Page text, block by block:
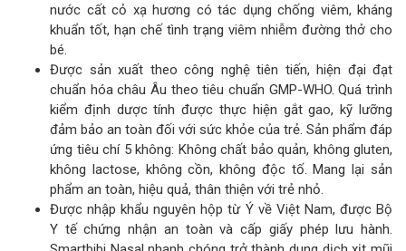
nước cất cỏ xạ hương có tác dụng chống viêm, kháng
khuẩn tốt, hạn chế tình trạng viêm nhiễm đường thở cho
bé.
Được sản xuất theo công nghệ tiên tiến, hiện đại đạt
chuẩn hóa châu Âu theo tiêu chuẩn GMP-WHO. Quá trình
kiểm định dược tính được thực hiện gắt gao, kỹ lưỡng
đảm bảo an toàn đối với sức khỏe của trẻ. Sản phẩm đáp
ứng tiêu chí 5 không: Không chất bảo quản, không gluten,
không lactose, không cồn, không độc tố. Mang lại sản
phẩm an toàn, hiệu quả, thân thiện với trẻ nhỏ.
Được nhập khẩu nguyên hộp từ Ý về Việt Nam, được Bộ
Y tế chứng nhận an toàn và cấp giấy phép lưu hành.